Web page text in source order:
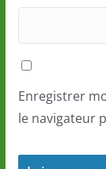
Enregistrer
le navigateur